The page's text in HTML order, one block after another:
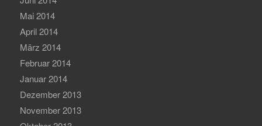
Mai 2014
April 2014
März 2014
Februar 2014
Januar 2014
Dezember 2013
November 2013